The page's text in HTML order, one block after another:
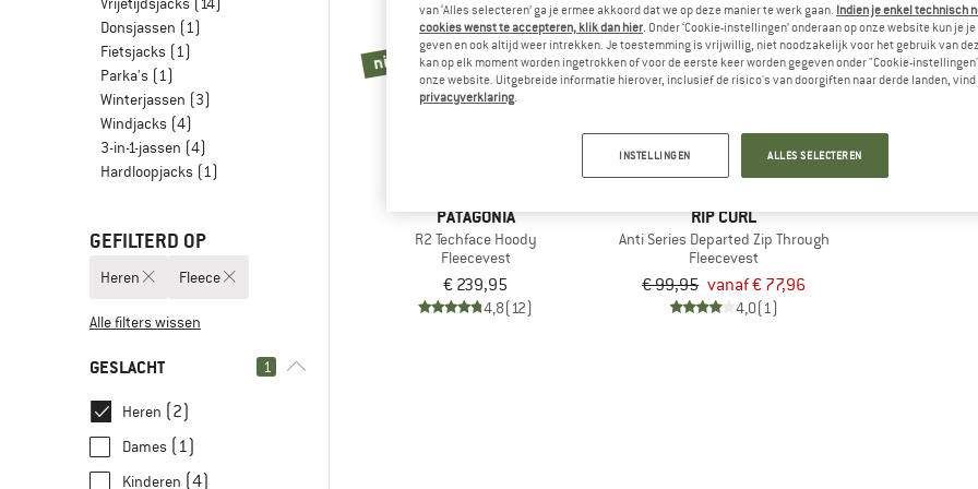
Donsjassen (1)
Fietsjacks (1)
Parka's (1)
Winterjassen (3)
Windjacks (4)
3-in-1-jassen (4)
Hardloopjacks (1)
GEFILTERD OP
Heren Fleece
Alle filters wissen
GESLACHT 1
Heren (2)
Dames (1)
Kinderen (4)
nieuw
PATAGONIA
R2 Techface Hoody
Fleecevest
€ 239,95
4,8(12)
tot -22%
RIP CURL
Anti Series Departed Zip Through
Fleecevest
€ 99,95 vanaf € 77,96
4,0(1)
van ‘Alles selecteren’ ga je ermee akkoord dat we op deze manier te werk gaan. Indien je enkel technisch
cookies wenst te accepteren, klik dan hier . Onder ‘Cookie-instellingen’ onderaan op onze website kun je
geven en ook altijd weer intrekken. Je toestemming is vrijwillig, niet noodzakelijk voor het gebruik van
kan op elk moment worden ingetrokken of voor de eerste keer worden gegeven onder "Cookie-
onze website. Uitgebreide informatie hierover, inclusief de risico's van doorgiften naar derde landen, vind
privacyverklaring
INSTELLINGEN ALLES SELECTEREN